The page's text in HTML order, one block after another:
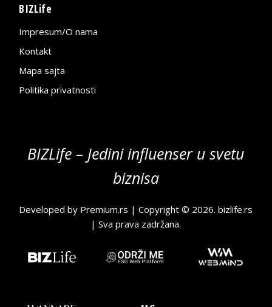
BIZLife
Impresum/O nama
Kontakt
Mapa sajta
Politika privatnosti
BIZLife – Jedini influenser u svetu
biznisa
Developed by Premium.rs | Copyright © 2026.bizlife.rs
| Sva prava zadržana.